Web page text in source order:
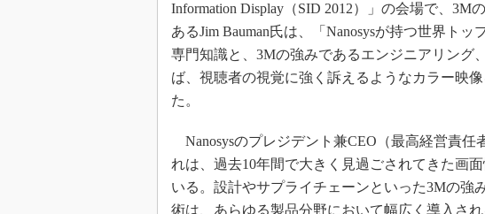
Information Display（SID 2012）」の会場で、
あるJim Bauman氏は、「Nanosysが持つ世界ト
専門知識と、3Mの強みであるエンジニアリング
ば、視聴者の視覚に強く訴えるようなカラー映
た。
Nanosysのプレジデント兼CEO（最高経営責任
れは、過去10年間で大きく見過ごされてきた画
いる。設計やサプライチェーンといった3Mの強
術は、あらゆる製品分野において幅広く導入さ